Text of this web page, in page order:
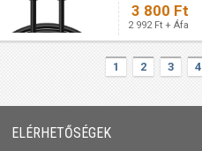
3 800 Ft
2 992 Ft + Áfa
1 2 3 4
ELÉRHETŐSÉGEK